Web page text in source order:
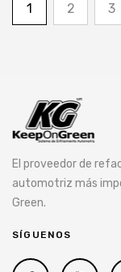
1 2 3
El proveedor de
automotriz más
Green.
SÍGUENOS